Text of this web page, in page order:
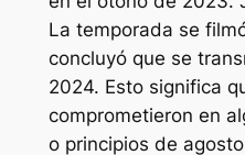
La temporada se
concluyó que se
2024. Esto significa
comprometieron en
o principios de